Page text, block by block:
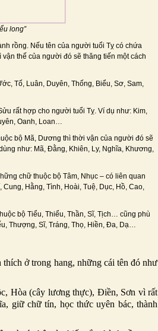
long”
rồng. Nếu tên của người tuổi Tỵ có chứa
thế của người đó sẽ thăng tiến một cách
Tố, Luân, Duyên, Thống, Biểu, Sơ, Sam,
rất hợp cho người tuổi Tỵ. Ví dụ như: Kim,
Oanh, Loan…
bộ Mã, Dương thì thời vận của người đó sẽ
như: Mã, Đằng, Khiên, Ly, Nghĩa, Khương,
chữ thuộc bộ Tâm, Nhục – có liên quan
Hằng, Tình, Hoài, Tuệ, Dục, Hồ, Cao,
bộ Tiểu, Thiểu, Thần, Sĩ, Tịch… cũng phù
Thượng, Sĩ, Tráng, Thọ, Hiền, Đa, Dạ…
ở trong hang, những cái tên đó như
Hòa (cây lương thực), Điền, Sơn vì rất
giữ chữ tín, học thức uyên bác, thành